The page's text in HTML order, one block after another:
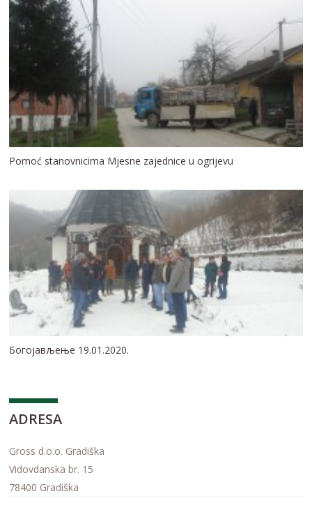
Pomoć stanovnicima Mjesne zajednice u ogrijevu
Богојављење 19.01.2020.
ADRESA
Gross d.o.o. Gradiška
Vidovdanska br. 15
78400 Gradiška